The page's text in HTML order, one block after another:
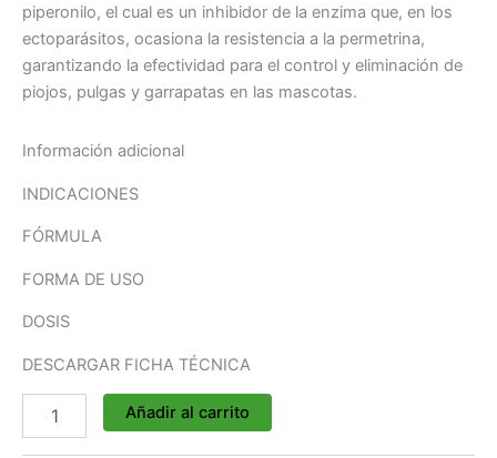
piperonilo, el cual es un inhibidor de la enzima que, en los
ectoparásitos, ocasiona la resistencia a la permetrina,
garantizando la efectividad para el control y eliminación de
piojos, pulgas y garrapatas en las mascotas.
Información adicional
INDICACIONES
FÓRMULA
FORMA DE USO
DOSIS
DESCARGAR FICHA TÉCNICA
Añadir al carrito